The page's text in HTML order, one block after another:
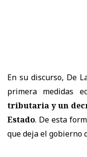
En su discurso, De
primera medidas
tributaria y un
Estado. De esta
que deja el gobierno